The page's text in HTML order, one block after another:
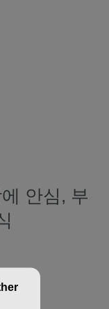
안심, 부